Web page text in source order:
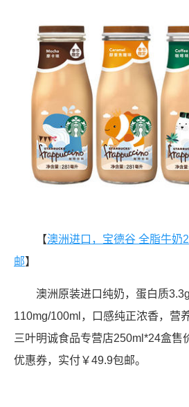
【澳洲进口，宝德谷 全脂牛奶
邮】
澳洲原装进口纯奶，蛋白质
110mg/100ml，口感纯正浓香，营
三叶明诚食品专营店250ml*24盒售
优惠券，实付￥49.9包邮。